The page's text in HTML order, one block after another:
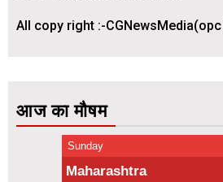
All copy right :-
आज का मौषम
Sunday
Maharashtra